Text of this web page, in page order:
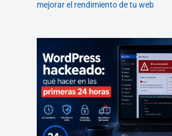
mejorar el rendimiento de tu web